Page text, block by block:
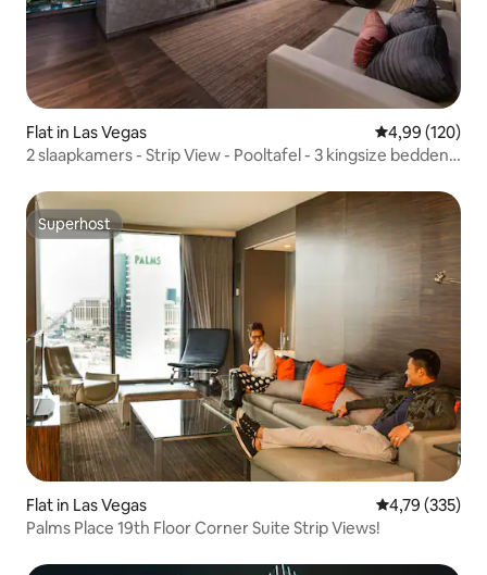
Flat in Las Vegas Gemiddelde
4,99 (120)
2 slaapkamers - Strip View - Pooltafel - 3 kingsize bedden -
Superhost
Superhost
Flat in Las Vegas Gemiddelde
4,79 (335)
Palms Place 19th Floor Corner Suite Strip Views!